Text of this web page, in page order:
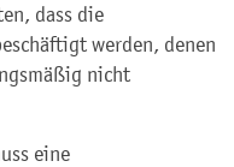
dass die
werden, denen
nicht
eine